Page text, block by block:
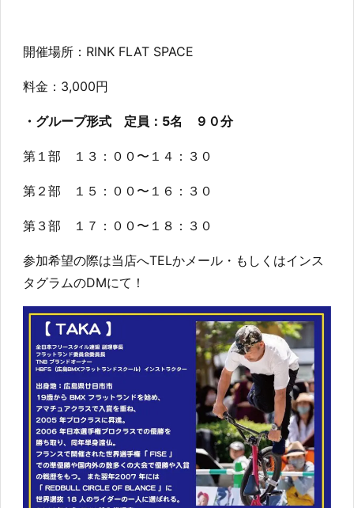
開催場所：RINK FLAT SPACE
料金：3,000円
・グループ形式 定員：5名 ９０分
第１部 １３：００〜１４：３０
第２部 １５：００〜１６：３０
第３部 １７：００〜１８：３０
参加希望の際は当店へTELかメール・もしくはインス
タグラムのDMにて！